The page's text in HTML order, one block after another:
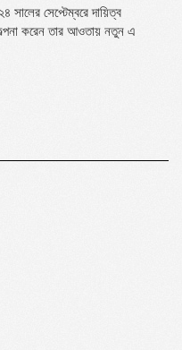
সালের সেপ্টেম্বরে দায়িত্ব
করেন তার আওতায় নতুন এ